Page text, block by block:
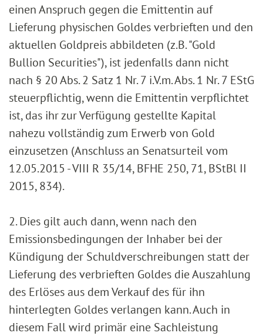
einen Anspruch gegen die Emittentin auf
Lieferung physischen Goldes verbrieften und den
aktuellen Goldpreis abbildeten (z.B. "Gold
Bullion Securities"), ist jedenfalls dann nicht
nach § 20 Abs. 2 Satz 1 Nr. 7 i.V.m. Abs. 1 Nr. 7 EStG
steuerpflichtig, wenn die Emittentin verpflichtet
ist, das ihr zur Verfügung gestellte Kapital
nahezu vollständig zum Erwerb von Gold
einzusetzen (Anschluss an Senatsurteil vom
12.05.2015 - VIII R 35/14, BFHE 250, 71, BStBl II
2015, 834).
2. Dies gilt auch dann, wenn nach den
Emissionsbedingungen der Inhaber bei der
Kündigung der Schuldverschreibungen statt der
Lieferung des verbrieften Goldes die Auszahlung
des Erlöses aus dem Verkauf des für ihn
hinterlegten Goldes verlangen kann. Auch in
diesem Fall wird primär eine Sachleistung